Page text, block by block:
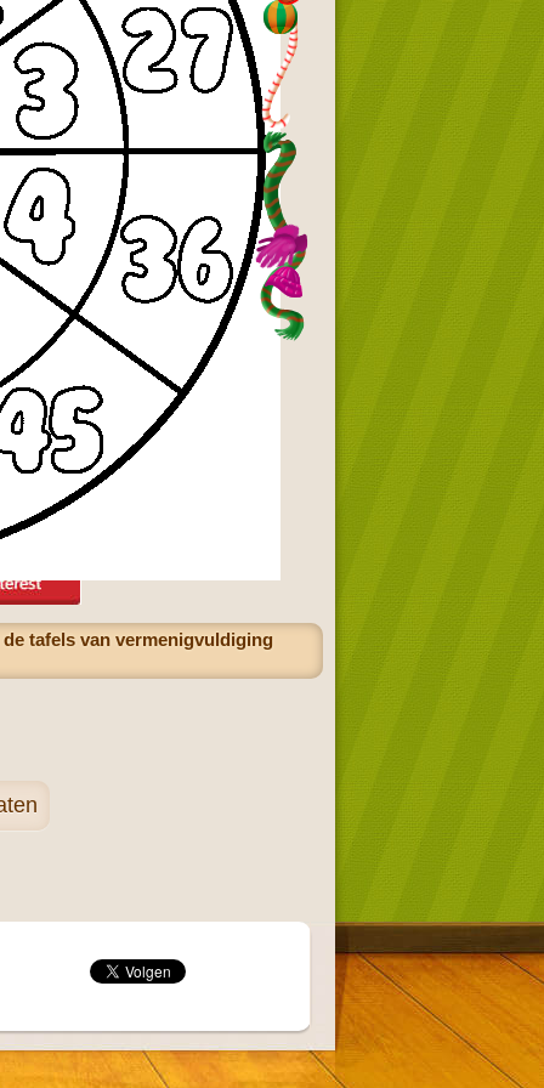
tafels van vermenigvuldiging